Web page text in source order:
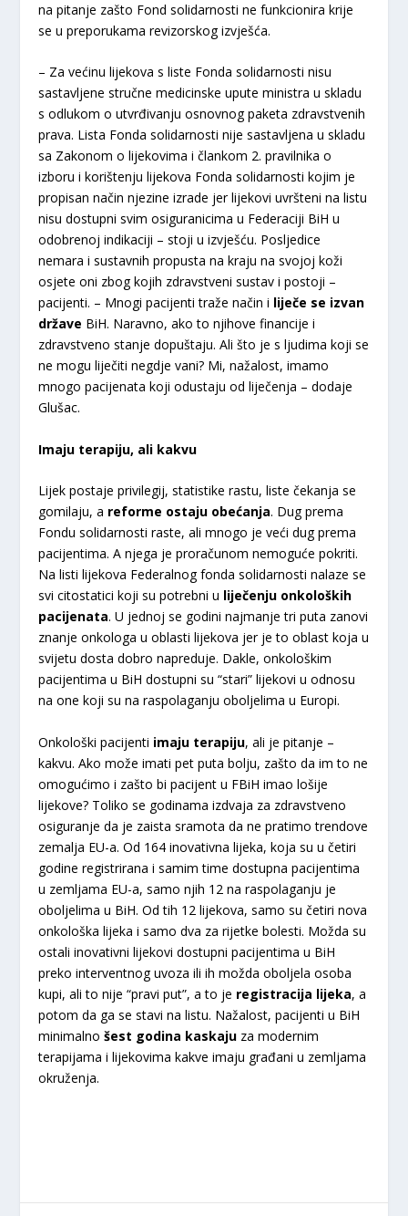
na pitanje zašto Fond solidarnosti ne funkcionira krije
se u preporukama revizorskog izvješća.
– Za većinu lijekova s liste Fonda solidarnosti nisu
sastavljene stručne medicinske upute ministra u skladu
s odlukom o utvrđivanju osnovnog paketa zdravstvenih
prava. Lista Fonda solidarnosti nije sastavljena u skladu
sa Zakonom o lijekovima i člankom 2. pravilnika o
izboru i korištenju lijekova Fonda solidarnosti kojim je
propisan način njezine izrade jer lijekovi uvršteni na listu
nisu dostupni svim osiguranicima u Federaciji BiH u
odobrenoj indikaciji – stoji u izvješću. Posljedice
nemara i sustavnih propusta na kraju na svojoj koži
osjete oni zbog kojih zdravstveni sustav i postoji –
pacijenti. – Mnogi pacijenti traže način i liječe se izvan
države BiH. Naravno, ako to njihove financije i
zdravstveno stanje dopuštaju. Ali što je s ljudima koji se
ne mogu liječiti negdje vani? Mi, nažalost, imamo
mnogo pacijenata koji odustaju od liječenja – dodaje
Glušac.
Imaju terapiju, ali kakvu
Lijek postaje privilegij, statistike rastu, liste čekanja se
gomilaju, a reforme ostaju obećanja. Dug prema
Fondu solidarnosti raste, ali mnogo je veći dug prema
pacijentima. A njega je proračunom nemoguće pokriti.
Na listi lijekova Federalnog fonda solidarnosti nalaze se
svi citostatici koji su potrebni u liječenju onkoloških
pacijenata. U jednoj se godini najmanje tri puta zanovi
znanje onkologa u oblasti lijekova jer je to oblast koja u
svijetu dosta dobro napreduje. Dakle, onkološkim
pacijentima u BiH dostupni su “stari” lijekovi u odnosu
na one koji su na raspolaganju oboljelima u Europi.
Onkološki pacijenti imaju terapiju, ali je pitanje –
kakvu. Ako može imati pet puta bolju, zašto da im to ne
omogućimo i zašto bi pacijent u FBiH imao lošije
lijekove? Toliko se godinama izdvaja za zdravstveno
osiguranje da je zaista sramota da ne pratimo trendove
zemalja EU-a. Od 164 inovativna lijeka, koja su u četiri
godine registrirana i samim time dostupna pacijentima
u zemljama EU-a, samo njih 12 na raspolaganju je
oboljelima u BiH. Od tih 12 lijekova, samo su četiri nova
onkološka lijeka i samo dva za rijetke bolesti. Možda su
ostali inovativni lijekovi dostupni pacijentima u BiH
preko interventnog uvoza ili ih možda oboljela osoba
kupi, ali to nije “pravi put”, a to je registracija lijeka, a
potom da ga se stavi na listu. Nažalost, pacijenti u BiH
minimalnošest godina kaskaju za modernim
terapijama i lijekovima kakve imaju građani u zemljama
okruženja.